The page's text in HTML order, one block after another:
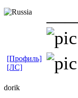
[Профиль]
[ЛС]
dorik